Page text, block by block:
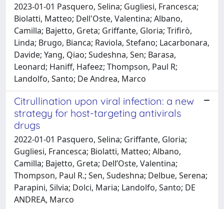
2023-01-01 Pasquero, Selina; Gugliesi, Francesca;
Biolatti, Matteo; Dell'Oste, Valentina; Albano,
Camilla; Bajetto, Greta; Griffante, Gloria; Trifirò,
Linda; Brugo, Bianca; Raviola, Stefano; Lacarbonara,
Davide; Yang, Qiao; Sudeshna, Sen; Barasa,
Leonard; Haniff, Hafeez; Thompson, Paul R;
Landolfo, Santo; De Andrea, Marco
Citrullination upon viral infection: a new
strategy for host-targeting antivirals
drugs
2022-01-01 Pasquero, Selina; Griffante, Gloria;
Gugliesi, Francesca; Biolatti, Matteo; Albano,
Camilla; Bajetto, Greta; Dell’Oste, Valentina;
Thompson, Paul R.; Sen, Sudeshna; Delbue, Serena;
Parapini, Silvia; Dolci, Maria; Landolfo, Santo; DE
ANDREA, Marco